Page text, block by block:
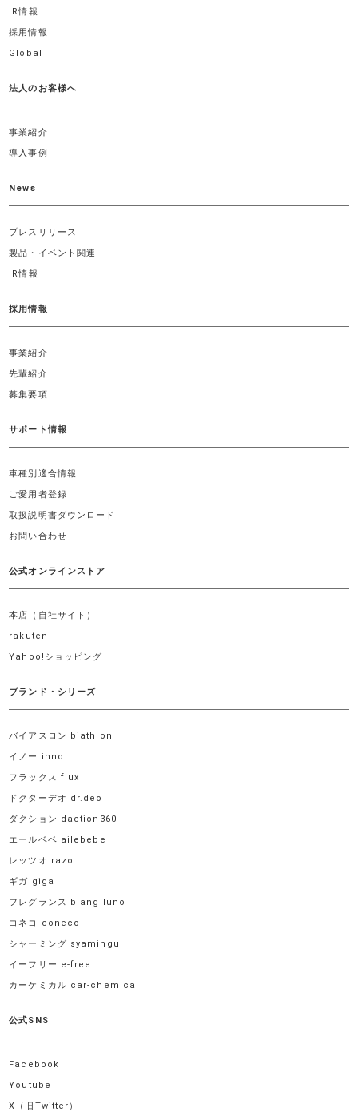
IR情報
採用情報
Global
法人のお客様へ
事業紹介
導入事例
News
プレスリリース
製品・イベント関連
IR情報
採用情報
事業紹介
先輩紹介
募集要項
サポート情報
車種別適合情報
ご愛用者登録
取扱説明書ダウンロード
お問い合わせ
公式オンラインストア
本店（自社サイト）
rakuten
Yahoo!ショッピング
ブランド・シリーズ
バイアスロン biathlon
イノー inno
フラックス flux
ドクターデオ dr.deo
ダクション daction360
エールベベ ailebebe
レッツオ razo
ギガ giga
フレグランス blang luno
コネコ coneco
シャーミング syamingu
イーフリー e-free
カーケミカル car-chemical
公式SNS
Facebook
Youtube
X（旧Twitter）